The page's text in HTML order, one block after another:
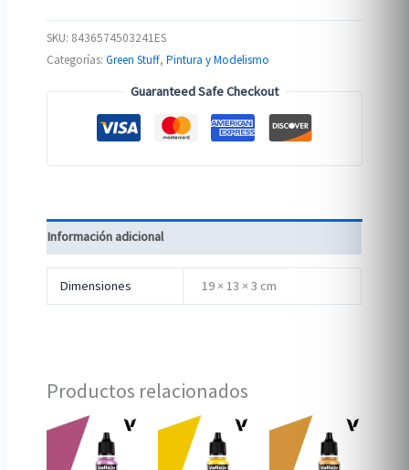
SKU: 8436574503241ES
Categorías:Green Stuff,Pintura y Modelismo
Guaranteed Safe Checkout
Información adicional
Dimensiones 19 × 13 × 3 cm
Productos relacionados